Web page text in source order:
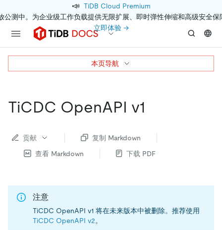
📣 TiDB Cloud Premium
公测中。为企业级工作负载提供无限扩展、即时弹性伸缩和高级安全保
立即体验 →
TiCDC OpenAPI v1
贡献
复制 Markdown
查看 Markdown
下载 PDF
注意
TiCDC OpenAPI v1 将在未来版本中被删除。推荐使用
TiCDC OpenAPI v2。
本页导航